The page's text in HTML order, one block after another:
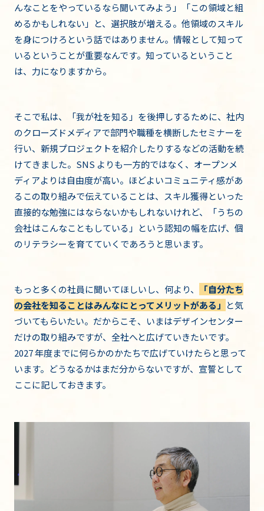
んなことをやっているなら聞いてみよう」「この領域と組
めるかもしれない」と、選択肢が増える。他領域のスキル
を身につけろという話ではありません。情報として知って
いるということが重要なんです。知っているということ
は、力になりますから。
そこで私は、「我が社を知る」を後押しするために、社内
のクローズドメディアで部門や職種を横断したセミナーを
行い、新規プロジェクトを紹介したりするなどの活動を続
けてきました。SNS よりも一方的ではなく、オープンメ
ディアよりは自由度が高い。ほどよいコミュニティ感があ
るこの取り組みで伝えていることは、スキル獲得といった
直接的な勉強にはならないかもしれないけれど、「うちの
会社はこんなこともしている」という認知の幅を広げ、個
のリテラシーを育てていくであろうと思います。
もっと多くの社員に聞いてほしいし、何より、
「自分たち
の会社を知ることはみんなにとってメリットがある」 と気
づいてもらいたい。だからこそ、いまはデザインセンター
だけの取り組みですが、全社へと広げていきたいです。
2027 年度までに何らかのかたちで広げていけたらと思って
います。どうなるかはまだ分からないですが、宣誓として
ここに記しておきます。